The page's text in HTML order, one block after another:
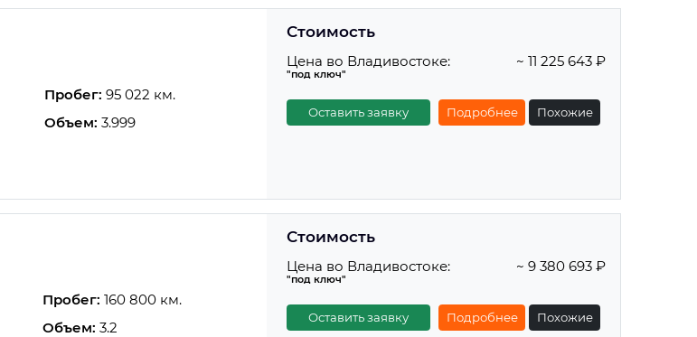
Пробег: 95 022 км.
Объем: 3.999
Стоимость
Цена во Владивостоке:
"под ключ"
~ 11 225 643 ₽
Оставить заявку Подробнее Похожие
Пробег: 160 800 км.
Объем: 3.2
Стоимость
Цена во Владивостоке:
"под ключ"
~ 9 380 693 ₽
Оставить заявку Подробнее Похожие